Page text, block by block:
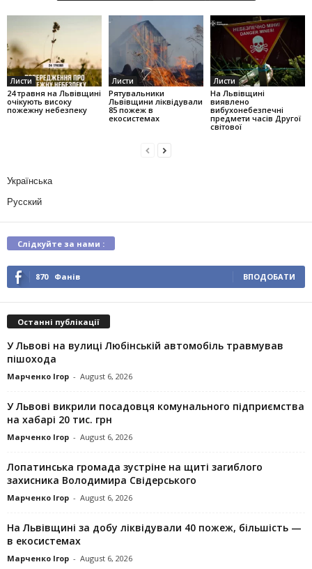
Листи
24 травня на Львівщині
очікують високу
пожежну небезпеку
Листи
Рятувальники
Львівщини ліквідували
85 пожеж в
екосистемах
Листи
На Львівщині
виявлено
вибухонебезпечні
предмети часів Другої
світової
Українська
Русский
Слідкуйте за нами :
870 Фанів ВПОДОБАТИ
Останні публікації
У Львові на вулиці Любінській автомобіль травмував
пішохода
Марченко Ігор - August 6, 2026
У Львові викрили посадовця комунального підприємства
на хабарі 20 тис. грн
Марченко Ігор - August 6, 2026
Лопатинська громада зустріне на щиті загиблого
захисника Володимира Свідерського
Марченко Ігор - August 6, 2026
На Львівщині за добу ліквідували 40 пожеж, більшість —
в екосистемах
Марченко Ігор - August 6, 2026